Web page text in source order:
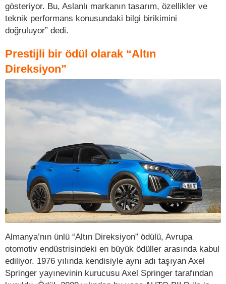
gösteriyor. Bu, Aslanlı markanın tasarım, özellikler ve
teknik performans konusundaki bilgi birikimini
doğruluyor” dedi.
Prestijli bir ödül olarak “Altın
Direksiyon”
Almanya’nın ünlü “Altın Direksiyon” ödülü, Avrupa
otomotiv endüstrisindeki en büyük ödüller arasında kabul
ediliyor. 1976 yılında kendisiyle aynı adı taşıyan Axel
Springer yayınevinin kurucusu Axel Springer tarafından